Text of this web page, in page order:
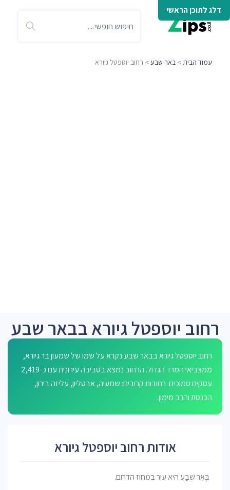
דלג לתוכן הראשי
עמוד הבית > באר שבע > רחוב יוספטל גיורא
רחוב יוספטל גיורא בבאר שבע
רחוב יוספטל גיורא בבאר שבע נקרא על שמו של שמעון בר גיורא,
ממצביאי המרד הגדול. הרחוב נמצא בסביבה עירונית עם כ-2,419
עסקים סמוכים. רחובות קרובים: שמעיה, אבטליון, עליזה בירון,
הכנסת והרב מימון.
אודות רחוב יוספטל גיורא
בְּאֵר שֶׁבַע היא עיר במחוז הדרום.